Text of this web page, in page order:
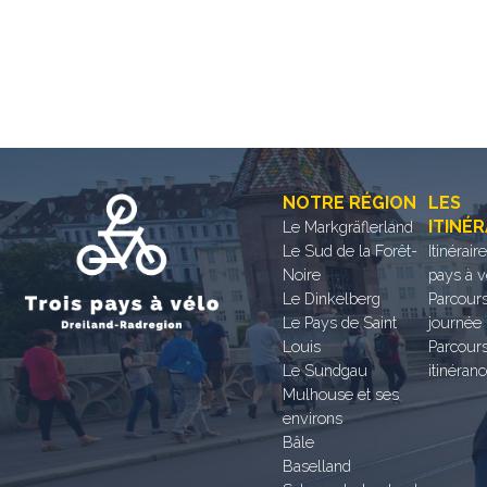
NOTRE RÉGION
Le Markgräflerland
Le Sud de la Forêt-
Noire
Le Dinkelberg
Le Pays de Saint
Louis
Le Sundgau
Mulhouse et ses
environs
Bâle
Baselland
LES
pays à
journée